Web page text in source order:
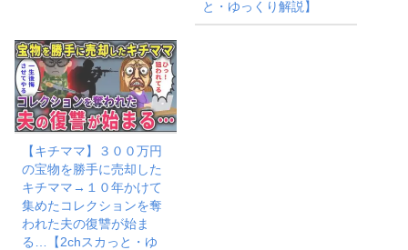
と・ゆっくり解説】
【キチママ】３００万円
の宝物を勝手に売却した
キチママ→１０年かけて
集めたコレクションを奪
われた夫の復讐が始ま
る…【2chスカっと・ゆ